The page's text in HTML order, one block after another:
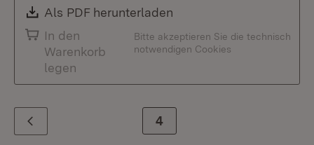
Download:
Als PDF herunterladen
In den
Warenkorb
legen
Bitte akzeptieren Sie die technisch
notwendigen Cookies
Zurück Zur Seite
4